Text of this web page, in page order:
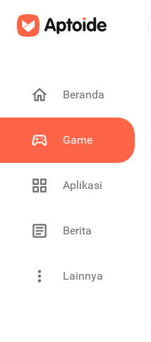
Beranda
Game
Aplikasi
Berita
Lainnya